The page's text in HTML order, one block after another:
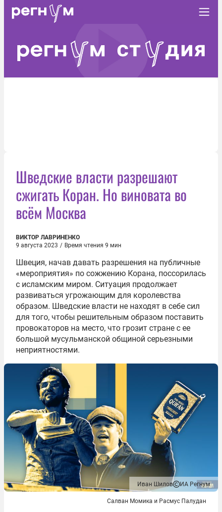
Шведские власти разрешают
сжигать Коран. Но виновата во
всём Москва
ВИКТОР ЛАВРИНЕНКО
9 августа 2023 / Время чтения 9 мин
Швеция, начав давать разрешения на публичные
«мероприятия» по сожжению Корана, поссорилась
с исламским миром. Ситуация продолжает
развиваться угрожающим для королевства
образом. Шведские власти не находят в себе сил
для того, чтобы решительным образом поставить
провокаторов на место, что грозит стране с ее
большой мусульманской общиной серьезными
неприятностями.
Иван Шилов ИА Регнум
Салван Момика и Расмус Палудан